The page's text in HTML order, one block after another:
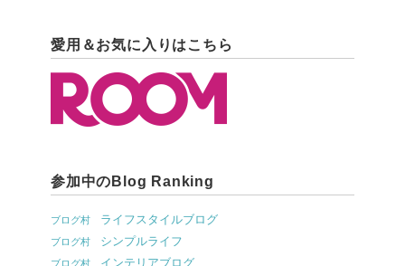
愛用＆お気に入りはこちら
参加中のBlog Ranking
ブログ村 ライフスタイルブログ
ブログ村 シンプルライフ
ブログ村 インテリアブログ